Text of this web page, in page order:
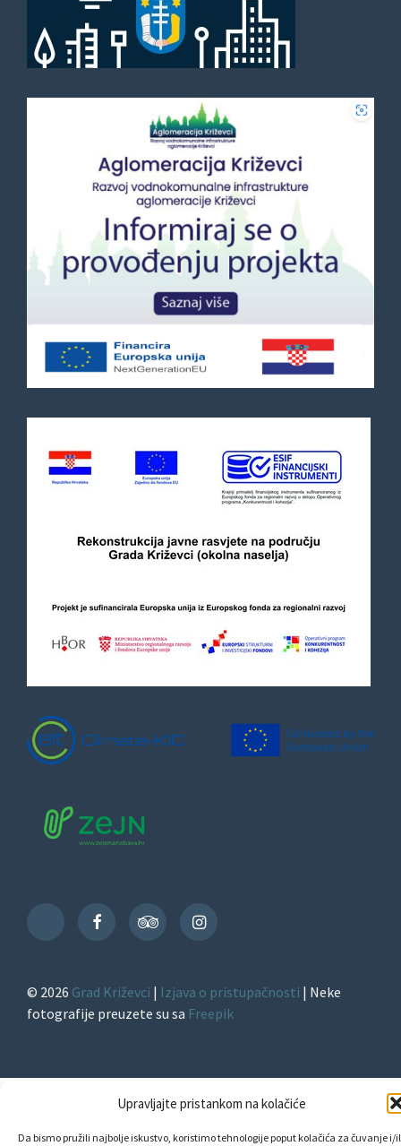
Upravljajte pristankom na kolačiće
Da bismo pružili najbolje iskustvo, koristimo tehnologije poput kolačića za čuvanje i/
TikTok
FacebookTripAdvisorInstagram
© 2026 Grad Križevci | Izjava o pristupačnosti | Neke
fotografije preuzete su sa Freepik